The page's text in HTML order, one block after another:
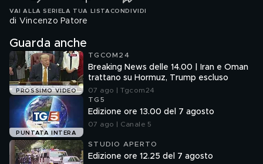
VAI ALLA SERIE LA TUA LISTA CONDIVIDI
di Vincenzo Patore
Guarda anche
PROSSIMO VIDEO
TGCOM24
Breaking News delle 14.00 | Iran e Oman
trattano su Hormuz, Trump escluso
07 ago | Tgcom24
PUNTATA INTERA
TG5
Edizione ore 13.00 del 7 agosto
07 ago | Canale 5
STUDIO APERTO
Edizione ore 12.25 del 7 agosto